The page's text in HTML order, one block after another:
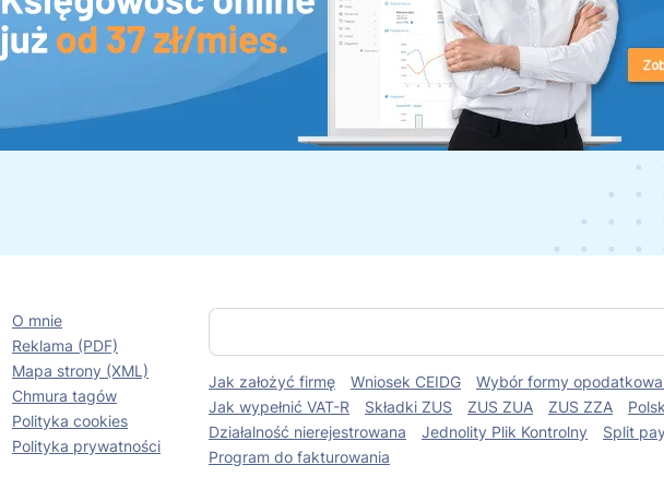
O mnie
Reklama (PDF)
Mapa strony (XML)
Chmura tagów
Polityka cookies
Polityka prywatności
S
k
a
j
Jak założyć firmę Wniosek CEIDG Wybór formy
Jak wypełnić VAT-R
Składki ZUS ZUS ZUA ZUS ZZA
Działalność nierejestrowana
Jednolity Plik Kontrolny Split
Program do fakturowania